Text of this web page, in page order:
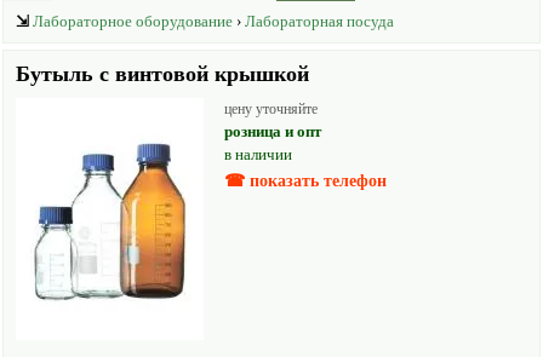
⇲ Лабораторное оборудование › Лабораторная посуда
Бутыль с винтовой крышкой
цену уточняйте
розница и опт
в наличии
☎ показать телефон